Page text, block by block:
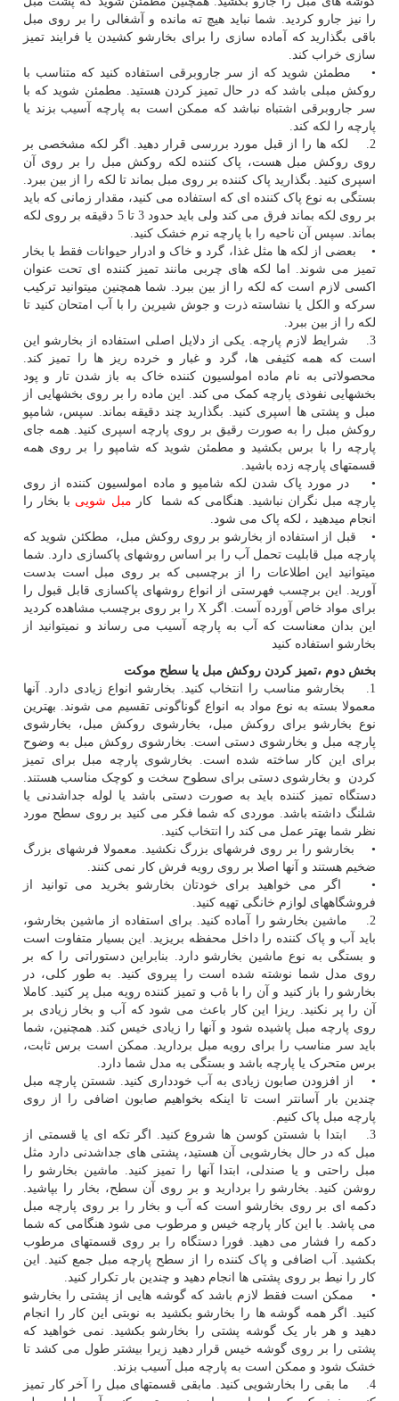
را نیز جارو کردید. شما نباید هیچ ته مانده و آشغالی را بر روی مبل
باقی بگذارید که آماده سازی را برای بخارشو کشیدن یا فرایند تمیز
سازی خراب کند.
• مطمئن شوید که از سر جاروبرقی استفاده کنید که متناسب با
روکش مبلی باشد که در حال تمیز کردن هستید. مطمئن شوید که با
سر جاروبرقی اشتباه نباشد که ممکن است به پارچه آسیب بزند یا
پارچه را لکه کند.
2. لکه ها را از قبل مورد بررسی قرار دهید. اگر لکه مشخصی بر
روی روکش مبل هست، پاک کننده لکه روکش مبل را بر روی آن
اسپری کنید. بگذارید پاک کننده بر روی مبل بماند تا لکه را از بین ببرد.
بستگی به نوع پاک کننده ای که استفاده می کنید، مقدار زمانی که باید
بر روی لکه بماند فرق می کند ولی باید حدود 3 تا 5 دقیقه بر روی لکه
بماند. سپس آن ناحیه را با پارچه نرم خشک کنید.
• بعضی از لکه ها مثل غذا، گرد و خاک و ادرار حیوانات فقط با بخار
تمیز می شوند. اما لکه های چربی مانند تمیز کننده ای تحت عنوان
اکسی لازم است که لکه را از بین ببرد. شما همچنین میتوانید ترکیب
سرکه و الکل یا نشاسته ذرت و جوش شیرین را با آب امتحان کنید تا
لکه را از بین ببرد.
3. شرایط لازم پارچه. یکی از دلایل اصلی استفاده از بخارشو این
است که همه کثیفی ها، گرد و غبار و خرده ریز ها را تمیز کند.
محصولاتی به نام ماده امولسیون کننده خاک به باز شدن تار و پود
بخشهایی نفوذی پارچه کمک می کند. این ماده را بر روی بخشهایی از
مبل و پشتی ها اسپری کنید. بگذارید چند دقیقه بماند. سپس، شامپو
روکش مبل را به صورت رقیق بر روی پارچه اسپری کنید. همه جای
پارچه را با برس بکشید و مطمئن شوید که شامپو را بر روی همه
قسمتهای پارچه زده باشید.
• در مورد پاک شدن لکه شامپو و ماده امولسیون کننده از روی
پارچه مبل نگران نباشید. هنگامی که شما کار مبل شویی با بخار را
انجام میدهید ، لکه پاک می شود.
• قبل از استفاده از بخارشو بر روی روکش مبل، مطکئن شوید که
پارچه مبل قابلیت تحمل آب را بر اساس روشهای پاکسازی دارد. شما
میتوانید این اطلاعات را از برچسبی که بر روی مبل است بدست
آورید. این برچسب فهرستی از انواع روشهای پاکسازی قابل قبول را
برای مواد خاص آورده آست. اگر X را بر روی برچسب مشاهده کردید
این بدان معناست که آب به پارچه آسیب می رساند و نمیتوانید از
بخارشو استفاده کنید
بخش دوم ،تمیز کردن روکش مبل یا سطح موکت
1. بخارشو مناسب را انتخاب کنید. بخارشو انواع زیادی دارد. آنها
معمولا بسته به نوع مواد به انواع گوناگونی تقسیم می شوند. بهترین
نوع بخارشو برای روکش مبل، بخارشوی روکش مبل، بخارشوی
پارچه مبل و بخارشوی دستی است. بخارشوی روکش مبل به وضوح
برای این کار ساخته شده است. بخارشوی پارچه مبل برای تمیز
کردن و بخارشوی دستی برای سطوح سخت و کوچک مناسب هستند.
دستگاه تمیز کننده باید به صورت دستی باشد یا لوله جداشدنی یا
شلنگ داشته باشد. موردی که شما فکر می کنید بر روی سطح مورد
نظر شما بهتر عمل می کند را انتخاب کنید.
• بخارشو را بر روی فرشهای بزرگ نکشید. معمولا فرشهای بزرگ
ضخیم هستند و آنها اصلا بر روی رویه فرش کار نمی کنند.
• اگر می خواهید برای خودتان بخارشو بخرید می توانید از
فروشگاههای لوازم خانگی تهیه کنید.
2. ماشین بخارشو را آماده کنید. برای استفاده از ماشین بخارشو،
باید آب و پاک کننده را داخل محفظه بریزید. این بسیار متفاوت است
و بستگی به نوع ماشین بخارشو دارد. بنابراین دستوراتی را که بر
روی مدل شما نوشته شده است را پیروی کنید. به طور کلی، در
بخارشو را باز کنید و آن را با ۀب و تمیز کننده رویه مبل پر کنید. کاملا
آن را پر نکنید. ریزا این کار باعث می شود که آب و بخار زیادی بر
روی پارچه مبل پاشیده شود و آنها را زیادی خیس کند. همچنین، شما
باید سر مناسب را برای رویه مبل بردارید. ممکن است برس ثابت،
برس متحرک یا پارچه باشد و بستگی به مدل شما دارد.
• از افزودن صابون زیادی به آب خودداری کنید. شستن پارچه مبل
چندین بار آسانتر است تا اینکه بخواهیم صابون اضافی را از روی
پارچه مبل پاک کنیم.
3. ابتدا با شستن کوسن ها شروع کنید. اگر تکه ای یا قسمتی از
مبل که در حال بخارشویی آن هستید، پشتی های جداشدنی دارد مثل
مبل راحتی و یا صندلی، ابتدا آنها را تمیز کنید. ماشین بخارشو را
روشن کنید. بخارشو را بردارید و بر روی آن سطح، بخار را بپاشید.
دکمه ای بر روی بخارشو است که آب و بخار را بر روی پارچه مبل
می پاشد. با این کار پارچه خیس و مرطوب می شود هنگامی که شما
دکمه را فشار می دهید. فورا دستگاه را بر روی قسمتهای مرطوب
بکشید. آب اضافی و پاک کننده را از سطح پارچه مبل جمع کنید. این
کار را نیط بر روی پشتی ها انجام دهید و چندین بار تکرار کنید.
• ممکن است فقط لازم باشد که گوشه هایی از پشتی را بخارشو
کنید. اگر همه گوشه ها را بخارشو بکشید به نوبتی این کار را انجام
دهید و هر بار یک گوشه پشتی را بخارشو بکشید. نمی خواهید که
پشتی را بر روی گوشه خیس قرار دهید زیرا بیشتر طول می کشد تا
خشک شود و ممکن است به پارچه مبل آسیب بزند.
4. ما بقی را بخارشویی کنید. مابقی قسمتهای مبل را آخر کار تمیز